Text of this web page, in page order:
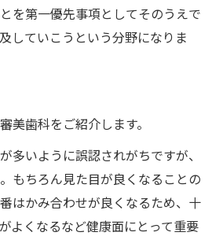
を第一優先事項としてそのうえで
していこうという分野になりま
美歯科をご紹介します。
多いように誤認されがちですが、
もちろん見た目が良くなることの
はかみ合わせが良くなるため、十
よくなるなど健康面にとって重要